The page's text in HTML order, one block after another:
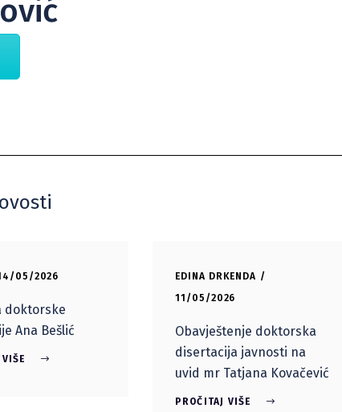
05/2026
doktorske
Ana Bešlić
VIŠE
EDINA DRKENDA
11/05/2026
Obavještenje doktorska
disertacija javnosti na
uvid mr Tatjana Kovačević
PROČITAJ VIŠE